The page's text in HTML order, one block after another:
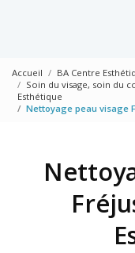
Accueil
BA Centre
Soin du visage, soin du
Esthétique
Nettoyage peau visage